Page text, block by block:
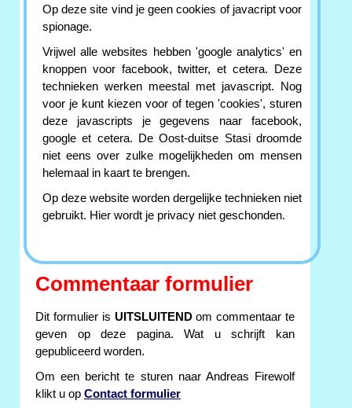
Op deze site vind je geen cookies of javacript voor
spionage.
Vrijwel alle websites hebben 'google analytics' en
knoppen voor facebook, twitter, et cetera. Deze
technieken werken meestal met javascript. Nog
voor je kunt kiezen voor of tegen 'cookies', sturen
deze javascripts je gegevens naar facebook,
google et cetera. De Oost-duitse Stasi droomde
niet eens over zulke mogelijkheden om mensen
helemaal in kaart te brengen.
Op deze website worden dergelijke technieken niet
gebruikt. Hier wordt je privacy niet geschonden.
Commentaar formulier
Dit formulier is UITSLUITENDom commentaar te
geven op deze pagina. Wat u schrijft kan
gepubliceerd worden.
Om een bericht te sturen naar Andreas Firewolf
klikt u op Contact formulier